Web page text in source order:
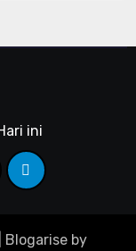
ini
Blogarise by